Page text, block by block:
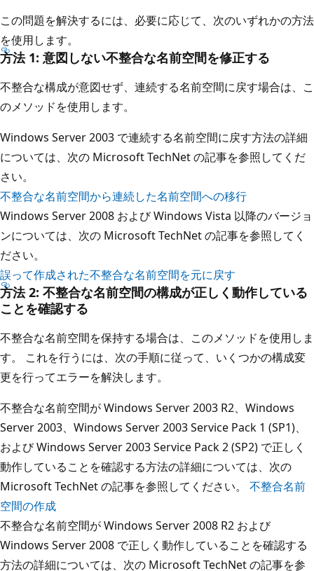
この問題を解決するには、必要に応じて、次のいずれかの方法
を使用します。
方法 1: 意図しない不整合な名前空間を修正する
不整合な構成が意図せず、連続する名前空間に戻す場合は、こ
のメソッドを使用します。
Windows Server 2003 で連続する名前空間に戻す方法の詳細
については、次の Microsoft TechNet の記事を参照してくだ
さい。
不整合な名前空間から連続した名前空間への移行
Windows Server 2008 および Windows Vista 以降のバージョ
ンについては、次の Microsoft TechNet の記事を参照してく
ださい。
誤って作成された不整合な名前空間を元に戻す
方法 2: 不整合な名前空間の構成が正しく動作している
ことを確認する
不整合な名前空間を保持する場合は、このメソッドを使用しま
す。 これを行うには、次の手順に従って、いくつかの構成変
更を行ってエラーを解決します。
不整合な名前空間が Windows Server 2003 R2、Windows
Server 2003、Windows Server 2003 Service Pack 1 (SP1)、
および Windows Server 2003 Service Pack 2 (SP2) で正しく
動作していることを確認する方法の詳細については、次の
Microsoft TechNet の記事を参照してください。 不整合名前
空間の作成
不整合な名前空間が Windows Server 2008 R2 および
Windows Server 2008 で正しく動作していることを確認する
方法の詳細については、次の Microsoft TechNet の記事を参